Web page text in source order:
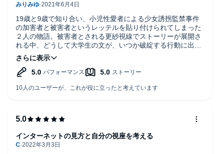
19歳と9歳で知り合い、小児性愛者による少女誘拐監禁事件
の加害者と被害者というレッテルを貼り付けられてしまった
２人の物語。被害者とされる更紗視線でストーリーが展開さ
れる中、どうして大学生の文が、いつか破綻する行動に出た
のかが気になって聴き続けていたら終盤に文視点での語りで
想像も及ばなかった事実が明らかになり、2人が出会えたこ
とでお互いが救われたこと、それは2人にしか理解しあえな
えさせられました。BL小説も含め心理描写が見事な作者で
インターネットの見方と自分の視座を考える